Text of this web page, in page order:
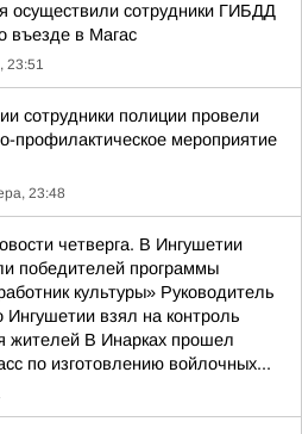
осуществили сотрудники ГИБДД
въезде в Магас
23:51
сотрудники полиции провели
профилактическое мероприятие
23:48
четверга. В Ингушетии
победителей программы
культуры» Руководитель
взял на контроль
жителей В Инарках прошел
по изготовлению войлочных...